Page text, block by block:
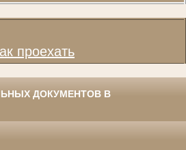
проехать
ДОКУМЕНТОВ В